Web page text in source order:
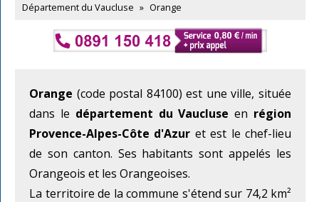
Département du Vaucluse » Orange
Orange (code postal 84100) est une ville, située
dans le département du Vaucluse en région
Provence-Alpes-Côte d'Azur et est le chef-lieu
de son canton. Ses habitants sont appelés les
Orangeois et les Orangeoises.
La territoire de la commune s'étend sur 74,2 km²